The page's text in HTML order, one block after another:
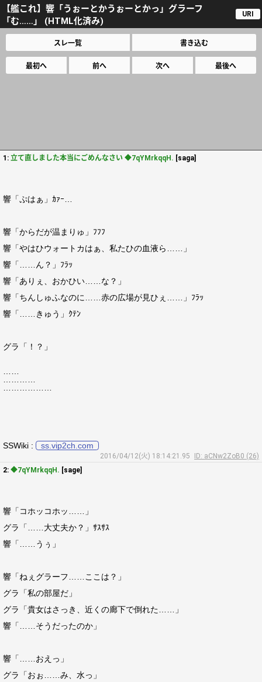
【艦これ】響「うぉーとかうぉーとかっ」グラーフ
「む……」 (HTML化済み)
URI
スレ一覧 書き込む
最初へ 前へ 次へ 最後へ
1: 立て直しました本当にごめんなさい ◆7qYMrkqqH. [saga]
響「ぷはぁ」ｶｧｰ…
響「からだが温まりゅ」ﾌﾌﾌ
響「やはひウォートカはぁ、私たひの血液ら……」
響「……ん？」ﾌﾗｯ
響「ありぇ、おかひい……な？」
響「ちんしゅふなのに……赤の広場が見ひぇ……」ﾌﾗｯ
響「……きゅう」ｸﾃﾝ
グラ「！？」
SSWiki : ss.vip2ch.com
2016/04/12(火) 18:14:21.95
ID: aCNw2ZoB0 (26)
2: ◆7qYMrkqqH. [sage]
響「コホッコホッ……」
グラ「……大丈夫か？」ｻｽｻｽ
響「……うぅ」
響「ねぇグラーフ……ここは？」
グラ「私の部屋だ」
グラ「貴女はさっき、近くの廊下で倒れた……」
響「……そうだったのか」
響「……おえっ」
グラ「おぉ……み、水っ」